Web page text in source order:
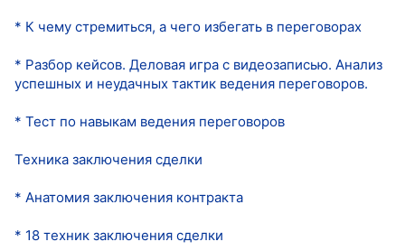
* К чему стремиться, а чего избегать в переговорах
* Разбор кейсов. Деловая игра с видеозаписью. Анализ
успешных и неудачных тактик ведения переговоров.
* Тест по навыкам ведения переговоров
Техника заключения сделки
* Анатомия заключения контракта
* 18 техник заключения сделки